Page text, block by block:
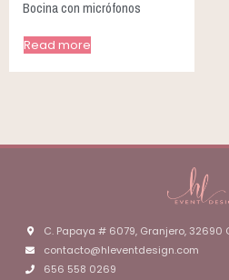
Bocina con micrófonos
Read more
C. Papaya # 6079, Granjero, 32690
contacto@hleventdesign.com
656 558 0269